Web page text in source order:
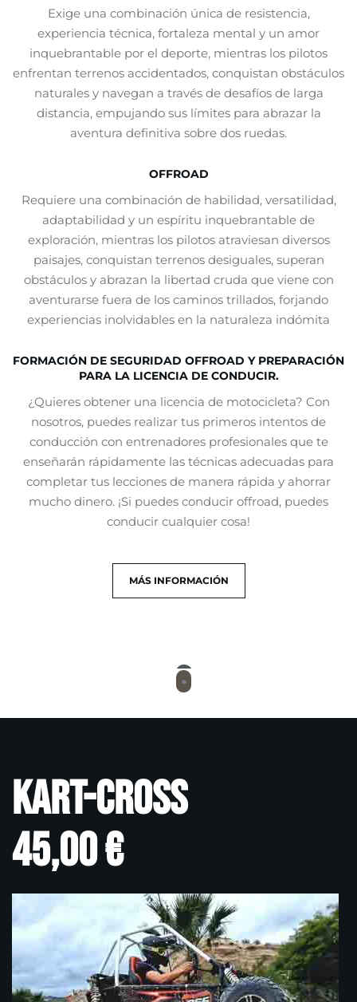
Exige una combinación única de resistencia,
experiencia técnica, fortaleza mental y un amor
inquebrantable por el deporte, mientras los pilotos
enfrentan terrenos accidentados, conquistan obstáculos
naturales y navegan a través de desafíos de larga
distancia, empujando sus límites para abrazar la
aventura definitiva sobre dos ruedas.
OFFROAD
Requiere una combinación de habilidad, versatilidad,
adaptabilidad y un espíritu inquebrantable de
exploración, mientras los pilotos atraviesan diversos
paisajes, conquistan terrenos desiguales, superan
obstáculos y abrazan la libertad cruda que viene con
aventurarse fuera de los caminos trillados, forjando
experiencias inolvidables en la naturaleza indómita
FORMACIÓN DE SEGURIDAD OFFROAD Y PREPARACIÓN
PARA LA LICENCIA DE CONDUCIR.
¿Quieres obtener una licencia de motocicleta? Con
nosotros, puedes realizar tus primeros intentos de
conducción con entrenadores profesionales que te
enseñarán rápidamente las técnicas adecuadas para
completar tus lecciones de manera rápida y ahorrar
mucho dinero. ¡Si puedes conducir offroad, puedes
conducir cualquier cosa!
MÁS INFORMACIÓN
Kart-Cross
45,00 €